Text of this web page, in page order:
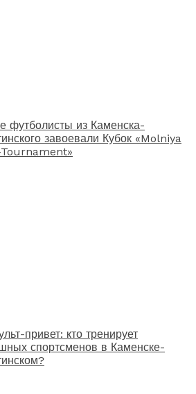
футболисты из Каменска-
завоевали Кубок «Molniya
привет: кто тренирует
спортсменов в Каменске-